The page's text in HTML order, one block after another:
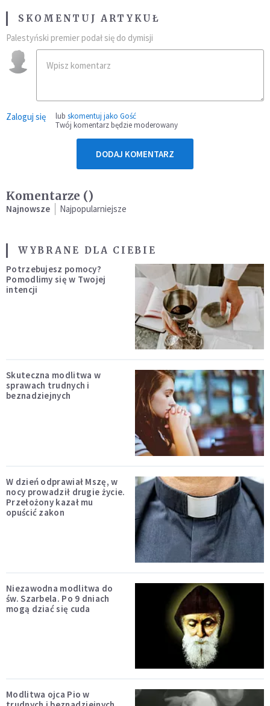
SKOMENTUJ ARTYKUŁ
Palestyński premier podał się do dymisji
Zaloguj się lub skomentuj jako Gość
Twój komentarz będzie moderowany
DODAJ KOMENTARZ
Komentarze ()
Najnowsze Najpopularniejsze
WYBRANE DLA CIEBIE
Potrzebujesz pomocy?
Pomodlimy się w Twojej
intencji
Skuteczna modlitwa w
sprawach trudnych i
beznadziejnych
W dzień odprawiał Mszę, w
nocy prowadził drugie życie.
Przełożony kazał mu
opuścić zakon
Niezawodna modlitwa do
św. Szarbela. Po 9 dniach
mogą dziać się cuda
Modlitwa ojca Pio w